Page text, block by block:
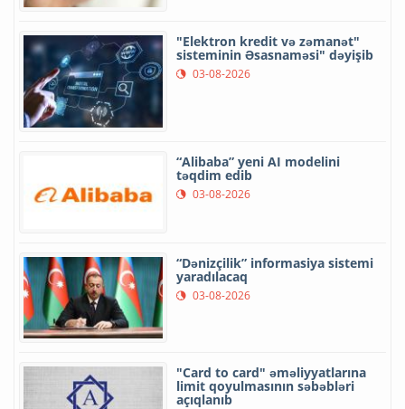
"Elektron kredit və zəmanət"
sisteminin Əsasnaməsi" dəyişib
03-08-2026
“Alibaba” yeni AI modelini
təqdim edib
03-08-2026
“Dənizçilik” informasiya sistemi
yaradılacaq
03-08-2026
"Card to card" əməliyyatlarına
limit qoyulmasının səbəbləri
açıqlanıb